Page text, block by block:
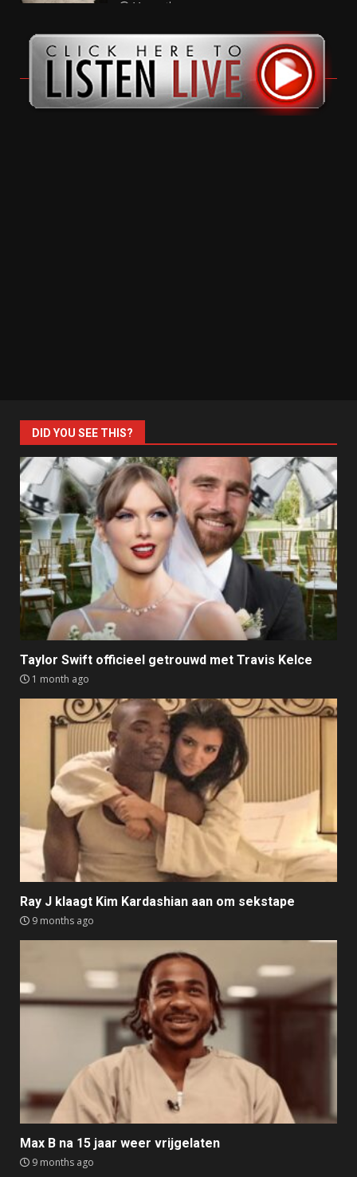
11 months ago
DID YOU SEE THIS?
Taylor Swift officieel getrouwd met Travis Kelce
1 month ago
Ray J klaagt Kim Kardashian aan om sekstape
9 months ago
Max B na 15 jaar weer vrijgelaten
9 months ago